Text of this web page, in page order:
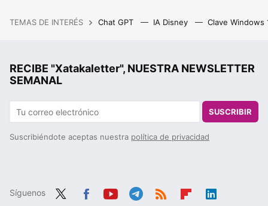
TEMAS DE INTERÉS Chat GPT IA Disney Clave Windows
RECIBE "Xatakaletter", NUESTRA NEWSLETTER
SEMANAL
SUSCRIBIR
Suscribiéndote aceptas nuestra política de privacidad
Síguenos